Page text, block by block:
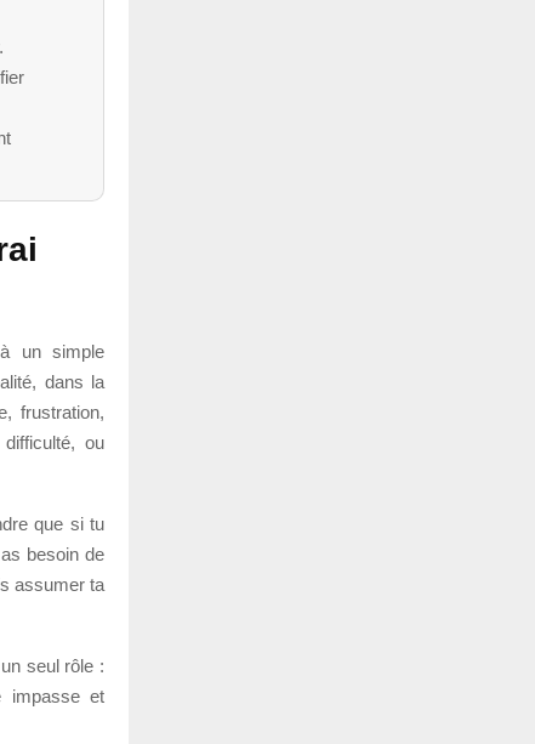
un simple
dans la
frustration,
ou
que si tu
besoin de
assumer ta
seul rôle :
impasse et